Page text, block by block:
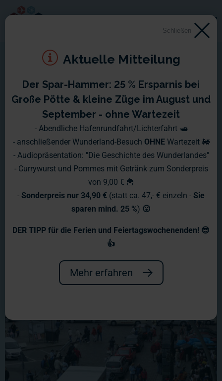
Montag, 01.08. - Sonntag,
07.08.2005
Was für eine Woche liegt hinter uns!
Der Queen Mary II Besuch hat für den diesjährigen Rekordtag
gesorgt: Nach Zählungen der Hamburger Polizei haben sich
an dem Tag rund 600.000 Menschen durch Speicherstadt
und Hafencity "gezwängt".
geöffnet, doch es half nichts, ab kurz vor 7.00 Uhr gab es
bereits Wartezeiten! Der letzte Gast verließ unsere
Ausstellung nach 23.30 Uhr...
Schließen
Aktuelle Mitteilung
Der Spar-Hammer: 25 % Ersparnis bei
Große Pötte & kleine Züge im August und
September - ohne Wartezeit
- Abendliche Hafenrundfahrt/Lichterfahrt 🛥️
- anschließender Wunderland-Besuch OHNE Wartezeit 🚂
- Audiopräsentation: "Die Geschichte des Wunderlandes"
- Currywurst und Pommes mit Getränk zum Sonderpreis
von 9,00 € 🍟
- Sonderpreis nur 34,90 € (statt ca. 47,- € einzeln - Sie
sparen mind. 25 %) 😮
DER TIPP für die Ferien und Feiertagswochenenden! 😎
👍
Mehr erfahren